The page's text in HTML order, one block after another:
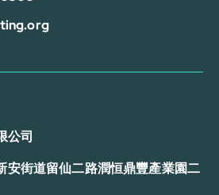
公司
安街道留仙二路潤恒鼎豐產業園二